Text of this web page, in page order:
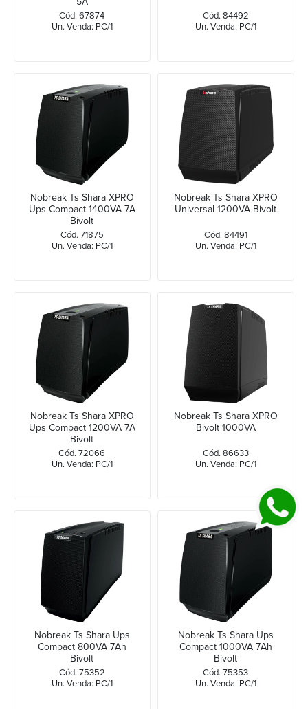
Cód. 67874
Un. Venda: PC/1
Cód. 84492
Un. Venda: PC/1
Nobreak Ts Shara XPRO
Ups Compact 1400VA 7A
Bivolt
Cód. 71875
Un. Venda: PC/1
Nobreak Ts Shara XPRO
Universal 1200VA Bivolt
Cód. 84491
Un. Venda: PC/1
Nobreak Ts Shara XPRO
Ups Compact 1200VA 7A
Bivolt
Cód. 72066
Un. Venda: PC/1
Nobreak Ts Shara XPRO
Bivolt 1000VA
Cód. 86633
Un. Venda: PC/1
Nobreak Ts Shara Ups
Compact 800VA 7Ah
Bivolt
Cód. 75352
Un. Venda: PC/1
Nobreak Ts Shara Ups
Compact 1000VA 7Ah
Bivolt
Cód. 75353
Un. Venda: PC/1